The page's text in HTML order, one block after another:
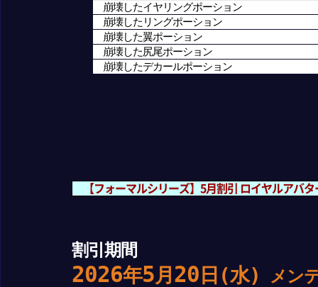
崩壊したイヤリングポーション
崩壊したリングポーション
崩壊した翼ポーション
崩壊した尻尾ポーション
崩壊したデカールポーション
【フォーマルシリーズ】5月割引 ロイヤルアバ
割引期間
2026年5月 20 日(水) メン